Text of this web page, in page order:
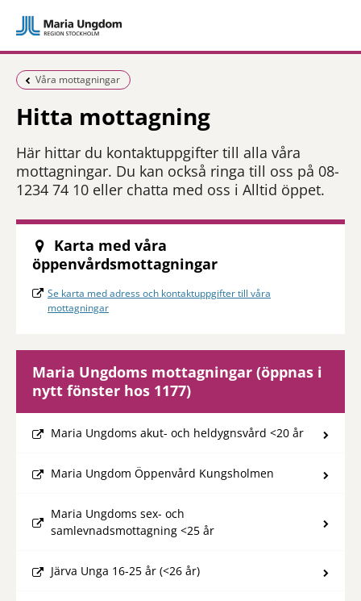
Föregående sida:
Våra mottagningar
Hitta mottagning
Här hittar du kontaktuppgifter till alla våra
mottagningar. Du kan också ringa till oss på 08-
1234 74 10 eller chatta med oss i Alltid öppet.
Karta med våra
öppenvårdsmottagningar
Se karta med adress och kontaktuppgifter till våra
mottagningar
Maria Ungdoms mottagningar (öppnas i
nytt fönster hos 1177)
Maria Ungdoms akut- och heldygnsvård <20 år
Maria Ungdom Öppenvård Kungsholmen
Maria Ungdoms sex- och
samlevnadsmottagning <25 år
Järva Unga 16-25 år (<26 år)